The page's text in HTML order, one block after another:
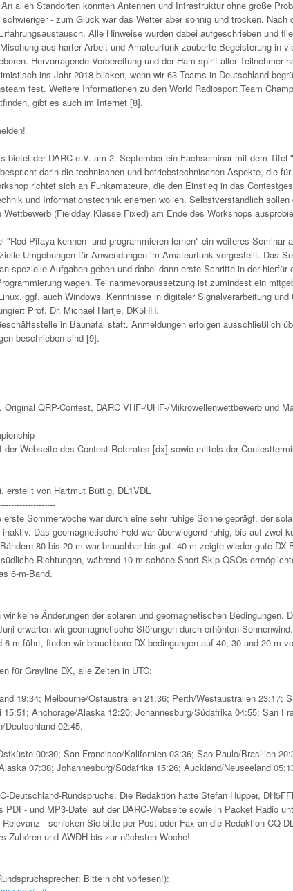
allen Standorten konnten Antennen und Infrastruktur ohne große
- zum Glück war das Wetter aber sonnig und trocken. Nach
Alle Hinweise wurden dabei aufgeschrieben und
aus harter Arbeit und Amateurfunk zauberte Begeisterung in
Hervorragende Vorbereitung und der Ham-spirit aller Teilnehmer
ins Jahr 2018 blicken, wenn wir 63 Teams in Deutschland
fest. Weitere Informationen zu den World Radiosport Team
gibt es auch im Internet [8].
bietet der DARC e.V. am 2. September ein Fachseminar mit dem
darin die technischen und betriebstechnischen Aspekte, die
richtet sich an Funkamateure, die den Einstieg in das
und Informationstechnik erlernen wollen. Selbstverständlich sollen
(Fieldday Klasse Fixed) am Ende des Workshops
"Red Pitaya kennen- und programmieren lernen" ein weiteres Seminar
Umgebungen für Anwendungen im Amateurfunk vorgestellt. Das
spezielle Aufgaben geben und dabei dann erste Schritte in der hierfür
wagen. Teilnahmevoraussetzung ist zumindest ein
ggf. auch Windows. Kenntnisse in digitaler Signalverarbeitung
Prof. Dr. Michael Hartje, DK5HH.
in Baunatal statt. Anmeldungen erfolgen ausschließlich
beschrieben sind [9].
QRP-Contest, DARC VHF-/UHF-/Mikrowellenwettbewerb und
Webseite des Contest-Referates [dx] sowie mittels der
erstellt von Hartmut Büttig, DL1VDL
Sommerwoche war durch eine sehr ruhige Sonne geprägt, der
Das geomagnetische Feld war überwiegend ruhig, bis auf zwei
80 bis 20 m war brauchbar bis gut. 40 m zeigte wieder gute
Richtungen, während 10 m schöne Short-Skip-QSOs
6-m-Band.
keine Änderungen der solaren und geomagnetischen Bedingungen.
erwarten wir geomagnetische Störungen durch erhöhten
m führt, finden wir brauchbare DX-bedingungen auf 40, 30 und 20 m
für Grayline DX, alle Zeiten in UTC:
19:34; Melbourne/Ostaustralien 21:36; Perth/Westaustralien 23:17;
Anchorage/Alaska 12:20; Johannesburg/Südafrika 04:55; San
Deutschland 02:45.
00:30; San Francisco/Kalifornien 03:36; Sao Paulo/Brasilien
07:38; Johannesburg/Südafrika 15:26; Auckland/Neuseeland
Deutschland-Rundspruchs. Die Redaktion hatte Stefan Hüpper,
und MP3-Datei auf der DARC-Webseite sowie in Packet Radio
- schicken Sie bitte per Post oder Fax an die Redaktion CQ
Zuhören und AWDH bis zur nächsten Woche!
Bitte nicht vorlesen!):